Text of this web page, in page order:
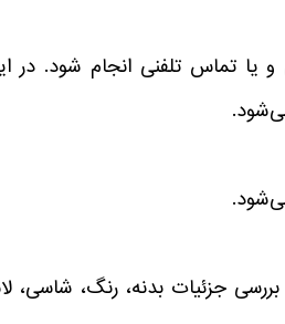
یا تماس تلفنی انجام شود. در
جزئیات بدنه، رنگ، شاسی،